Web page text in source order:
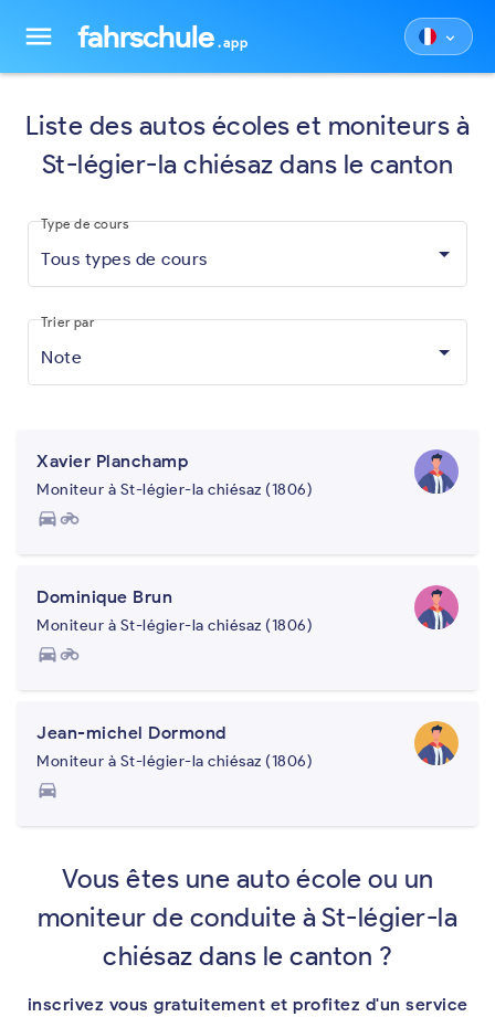
menu fahrschule .app keyboard_arrow_down
Liste des autos écoles et moniteurs à
St-légier-la chiésaz dans le canton
Tous types de cours
Type de cours
Note
Trier par
Xavier Planchamp
Moniteur à St-légier-la chiésaz (1806)
directions_carmotorcycle
Dominique Brun
Moniteur à St-légier-la chiésaz (1806)
directions_carmotorcycle
Jean-michel Dormond
Moniteur à St-légier-la chiésaz (1806)
directions_car
Vous êtes une auto école ou un
moniteur de conduite à St-légier-la
chiésaz dans le canton ?
inscrivez vous gratuitement et profitez d'un service